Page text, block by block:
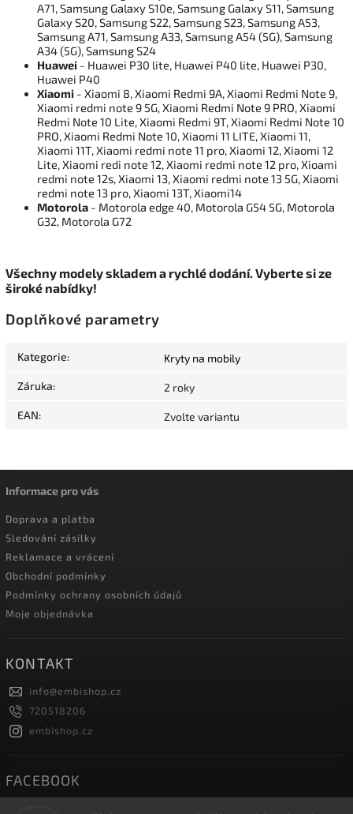
A71, Samsung Galaxy S10e, Samsung Galaxy S11, Samsung
Galaxy S20, Samsung S22, Samsung S23, Samsung A53,
Samsung A71, Samsung A33, Samsung A54 (5G), Samsung
A34 (5G), Samsung S24
Huawei - Huawei P30 lite, Huawei P40 lite, Huawei P30,
Huawei P40
Xiaomi - Xiaomi 8, Xiaomi Redmi 9A, Xiaomi Redmi Note 9,
Xiaomi redmi note 9 5G, Xiaomi Redmi Note 9 PRO, Xiaomi
Redmi Note 10 Lite, Xiaomi Redmi 9T, Xiaomi Redmi Note 10
PRO, Xiaomi Redmi Note 10, Xiaomi 11 LITE, Xiaomi 11,
Xiaomi 11T, Xiaomi redmi note 11 pro, Xiaomi 12, Xiaomi 12
Lite, Xiaomi redi note 12, Xiaomi redmi note 12 pro, Xioami
redmi note 12s, Xiaomi 13, Xiaomi redmi note 13 5G, Xiaomi
redmi note 13 pro, Xiaomi 13T, Xiaomi14
Motorola - Motorola edge 40, Motorola G54 5G, Motorola
G32, Motorola G72
Všechny modely skladem a rychlé dodání. Vyberte si ze
široké nabídky!
Doplňkové parametry
Kategorie: Kryty na mobily
Záruka: 2 roky
EAN: Zvolte variantu
Informace pro vás
Doprava a platba
Sledování zásilky
Reklamace a vrácení
Obchodní podmínky
Podmínky ochrany osobních údajů
Moje objednávka
KONTAKT
info@embishop.cz
720518206
embishop.cz
FACEBOOK